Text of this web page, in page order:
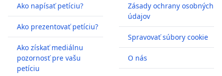
Ako napísať petíciu?
Ako prezentovať petíciu?
Ako získať mediálnu
pozornosť pre vašu
petíciu
Zásady ochrany osobných
údajov
Spravovať súbory cookie
O nás